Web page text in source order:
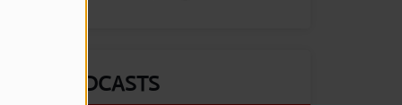
NOS PODCASTS